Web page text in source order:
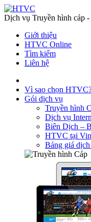
Dịch vụ Truyền hình cáp
Giới thiệu
HTVC Online
Tìm kiếm
Liên hệ
Vì sao chọn
Gói dịch vụ
Truyền hình
Dịch vụ
Biên Dịch –
HTVC tại
Bảng giá